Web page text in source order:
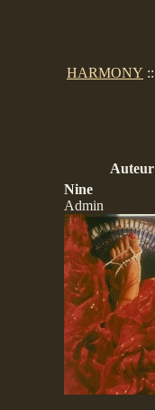
HARMONY ::
Auteur
Nine
Admin